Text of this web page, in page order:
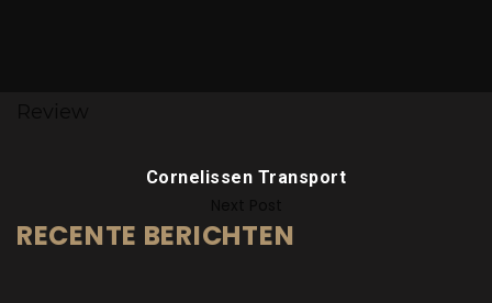
Cornelissen Transport
RECENTE BERICHTEN